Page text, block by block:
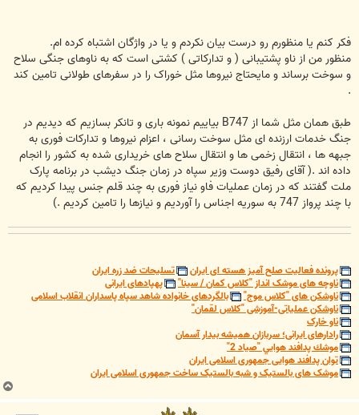
فکر کنم یا منظورم رو درست بیان نکردم و یا در واژگان اشتباه کرده ام.
منظور من از ناو پشتیبانی ( و تدارکاتی ) کشتی است که به ناوهای جنگی سلاح
و سوخت برساند و مایحتاج نیروها مثل خوراک را در سفرهای طولانی تامین کند
طبق همان مثل شما از B747 بیاییم نمونه باری و تانکر بسازیم که دیدیم در
جنگ خدمات ارزنده ای مثل سوخت رسانی ، اعزام نیروها و تدارکات فوری به
جبهه ها ، انتقال زخمی ها و انتقال سلاح های خریداری شده به کشور را انجام
داده اند .( آقای رفیق دوست وزیر سپاه در زمان جنگ دیشب در برنامه پارک
ملت گفتند که در زمان عملیات فاو نیاز فوری به چند قلم جنس پیدا کردیم که
با چند پرواز 747 به سوریه اجناس را آوردیم و نیازها را تامین کردیم .)
پرونده فعالیت صلح آمیز هسته ای ایران
تسلیحات ضد زره ایران
ناوچه های موشک انداز "کلاس کمان / سینا"
پهپادهای ایرانی
ناوشکن های "کلاس موج"
بالگردهای خانواده شاهد سپاه پاسداران انقلاب اسلامی
ناوشکن عملیاتی-آموزشی "کلاس لقمان"
ناو خارک
رادارهای ایرانی؛ سربازان همیشه بیدار آسمان
موشك پدافند هوايي "صياد 2"
توان پدافند هوایی جمهوری اسلامی ایران
موشک های بالستیک و شبه بالستیک ساخت جمهوری اسلامی ایران
ب
ا